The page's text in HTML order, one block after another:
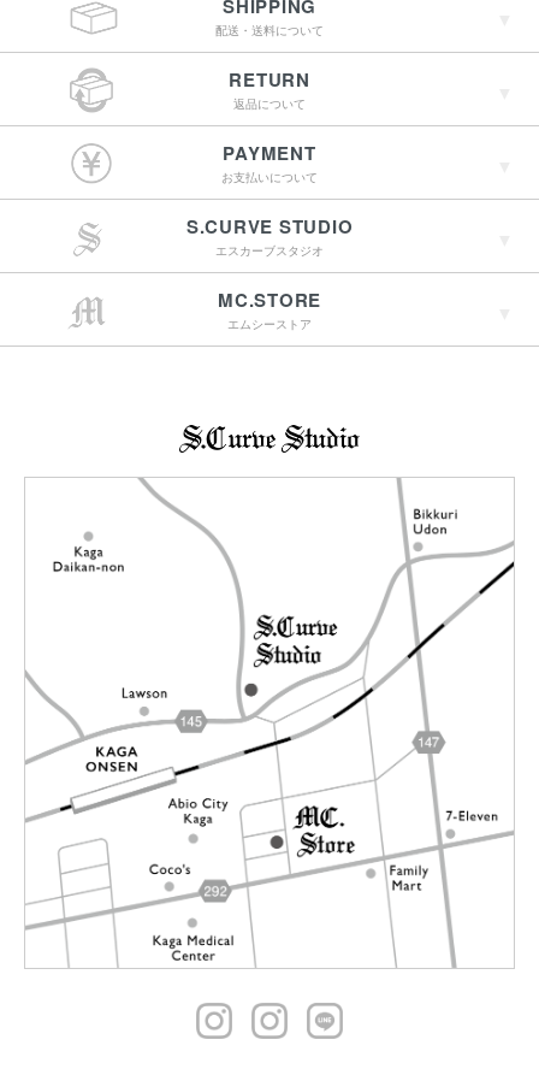
SHIPPING
配送・送料について
￥4,400（税込）以上
のご購入で送料無料
15:00までのご注文で
最短翌営業日配送
RETURN
返品について
→詳しくはこちらへ
PAYMENT
お支払いについて
S.CURVE STUDIO
エスカーブスタジオ
MC.STORE
エムシーストア